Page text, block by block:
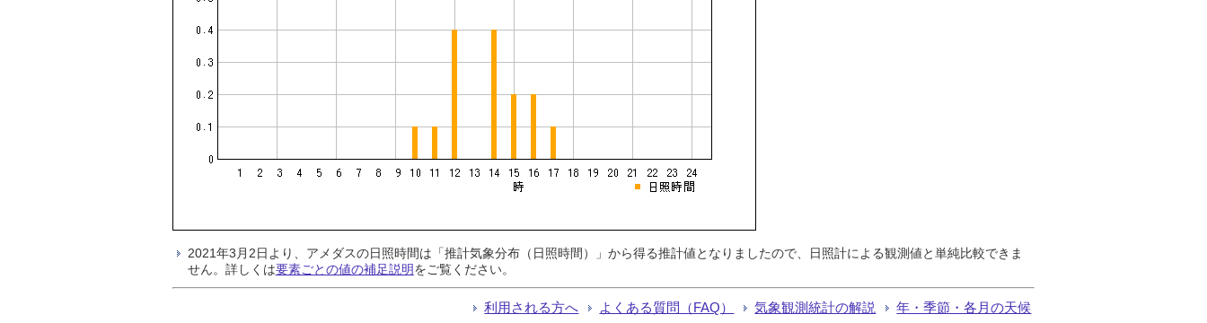
2021年3月2日より、アメダスの日照時間は「推計気象分布（日照時間）」から得る推計値となりましたので、日照計による観測値と単純比較できま
せん。詳しくは要素ごとの値の補足説明をご覧ください。
利用される方へ よくある質問（FAQ） 気象観測統計の解説 年・季節・各月の天候